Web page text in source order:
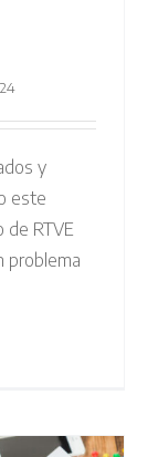
y
este
de RTVE
problema